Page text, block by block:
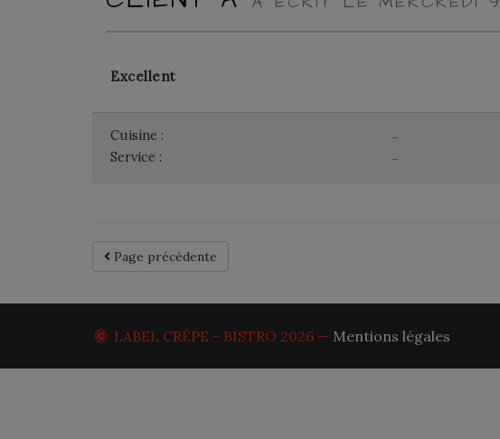
Excellent
-
Cuisine :
-
Service :
Page précédente
LABEL CRÊPE - BISTRO 2026 — Mentions légales